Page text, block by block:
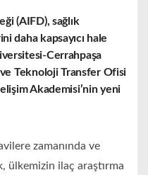
(AIFD), sağlık
daha kapsayıcı hale
Cerrahpaşa
Teknoloji Transfer Ofisi
Akademisi’nin yeni
zamanında ve
ülkemizin ilaç araştırma